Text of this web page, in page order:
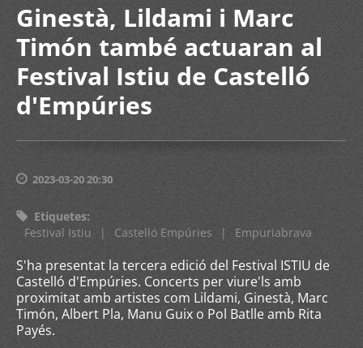
Ginestà, Lildami i Marc
Timón també actuaran al
Festival Istiu de Castelló
d'Empúries
2023-03-20 20:30
Etiquetes:
Festival Istiu
| Castelló Empúries | Empuriabrava
S'ha presentat la tercera edició del Festival ISTIU de
Castelló d'Empúries. Concerts per viure'ls amb
proximitat amb artistes com Lildami, Ginestà, Marc
Timón, Albert Pla, Manu Guix o Pol Batlle amb Rita
Payés.